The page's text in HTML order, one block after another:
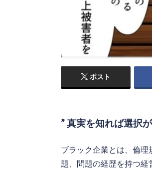
ポスト
” 真実を知れば選択
ブラック企業とは、倫
題、問題の経歴を持つ経